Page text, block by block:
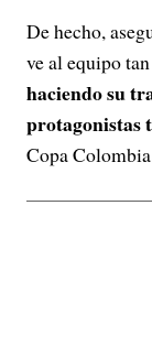
De hecho,
ve al equipo
haciendo su
protagonistas
Copa